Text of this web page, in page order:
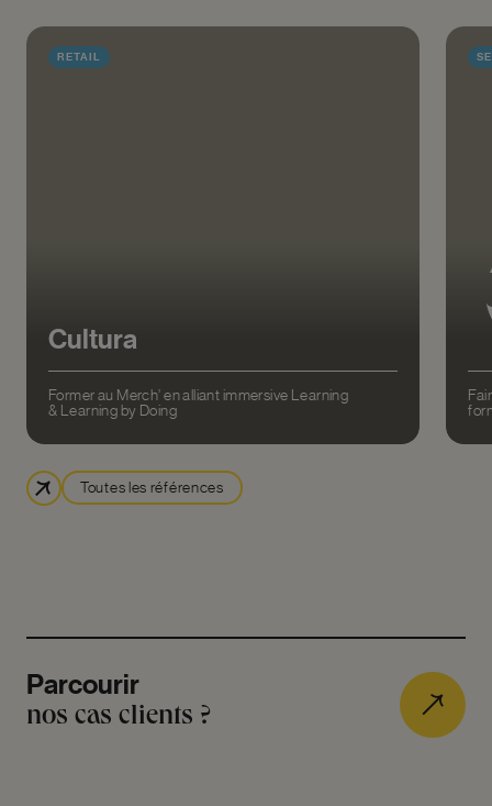
RETAIL
Cultura
Former au Merch’ en alliant immersive Learning
& Learning by Doing
Toutes les références
Parcourir
nos cas clients ?